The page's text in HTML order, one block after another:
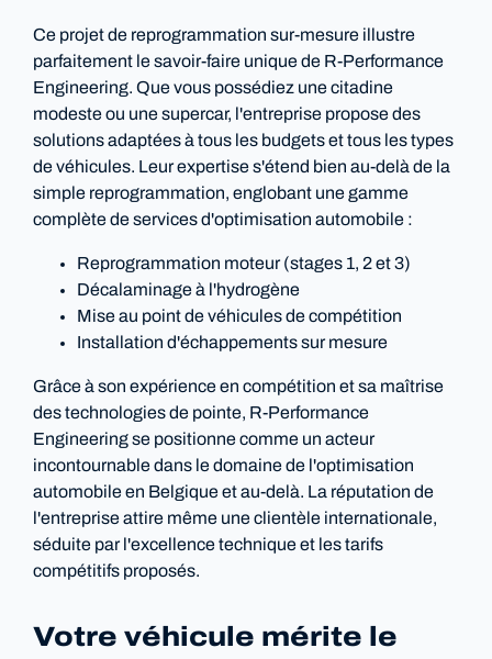
Ce projet de reprogrammation sur-mesure illustre
parfaitement le savoir-faire unique de R-Performance
Engineering. Que vous possédiez une citadine
modeste ou une supercar, l'entreprise propose des
solutions adaptées à tous les budgets et tous les types
de véhicules. Leur expertise s'étend bien au-delà de la
simple reprogrammation, englobant une gamme
complète de services d'optimisation automobile :
Reprogrammation moteur (stages 1, 2 et 3)
Décalaminage à l'hydrogène
Mise au point de véhicules de compétition
Installation d'échappements sur mesure
Grâce à son expérience en compétition et sa maîtrise
des technologies de pointe, R-Performance
Engineering se positionne comme un acteur
incontournable dans le domaine de l'optimisation
automobile en Belgique et au-delà. La réputation de
l'entreprise attire même une clientèle internationale,
séduite par l'excellence technique et les tarifs
compétitifs proposés.
Votre véhicule mérite le